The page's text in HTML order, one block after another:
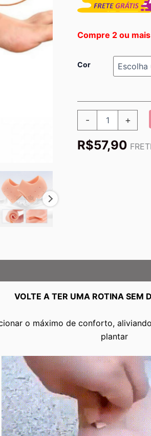
Compre 2 ou
Cor
- +
R$57,90
VOLTE A TER UMA ROTINA SEM
o máximo de conforto,
plantar